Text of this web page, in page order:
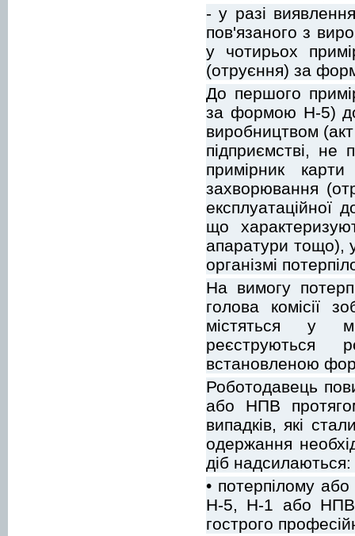
- у разі
пов'язаного з
у чотирьох
(отруєння) за
До першого
за формою Н-5)
виробництвом
підприємстві,
примірник
захворювання
експлуатаційної
що
апаратури тощо),
організмі
На вимогу
голова комісії
містяться у
реєструються
встановленою
Роботодавець
або НПВ
випадків, які
одержання
діб надсилаються:
• потерпілому
Н-5, Н-1 або НПВ,
гострого